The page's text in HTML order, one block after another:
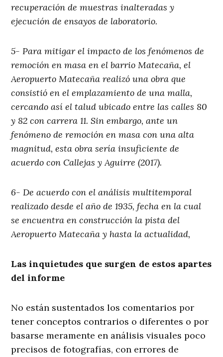
recuperación de muestras inalteradas y
ejecución de ensayos de laboratorio.
5- Para mitigar el impacto de los fenómenos de
remoción en masa en el barrio Matecaña, el
Aeropuerto Matecaña realizó una obra que
consistió en el emplazamiento de una malla,
cercando así el talud ubicado entre las calles 80
y 82 con carrera 11. Sin embargo, ante un
fenómeno de remoción en masa con una alta
magnitud, esta obra sería insuficiente de
acuerdo con Callejas y Aguirre (2017).
6- De acuerdo con el análisis multitemporal
realizado desde el año de 1935, fecha en la cual
se encuentra en construcción la pista del
Aeropuerto Matecaña y hasta la actualidad,
Las inquietudes que surgen de estos apartes
del informe
No están sustentados los comentarios por
tener conceptos contrarios o diferentes o por
basarse meramente en análisis visuales poco
precisos de fotografías, con errores de